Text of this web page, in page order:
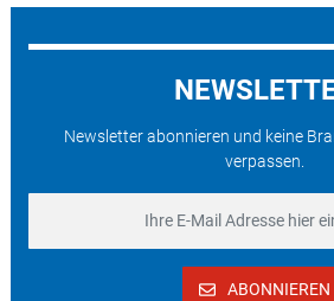
Newsletter abonnieren und keine
verpassen.
ABONNIEREN